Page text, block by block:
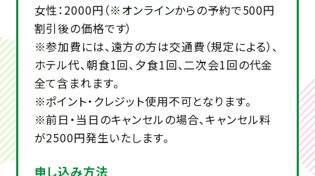
女性：2000円（※オンラインからの予約で500円
割引後の価格です）
※参加費には、遠方の方は交通費（規定による）、
ホテル代、朝食1回、夕食1回、二次会1回の代金
全て含まれます。
※ポイント・クレジット使用不可となります。
※前日・当日のキャンセルの場合、キャンセル料
が2500円発生いたします。
申し込み方法